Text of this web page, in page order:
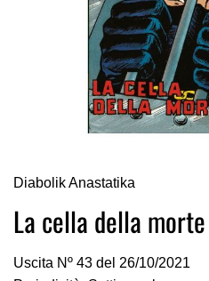
all'inizio
della
galleria
immagini
Diabolik Anastatika
La cella della morte
Uscita Nº 43 del 26/10/2021